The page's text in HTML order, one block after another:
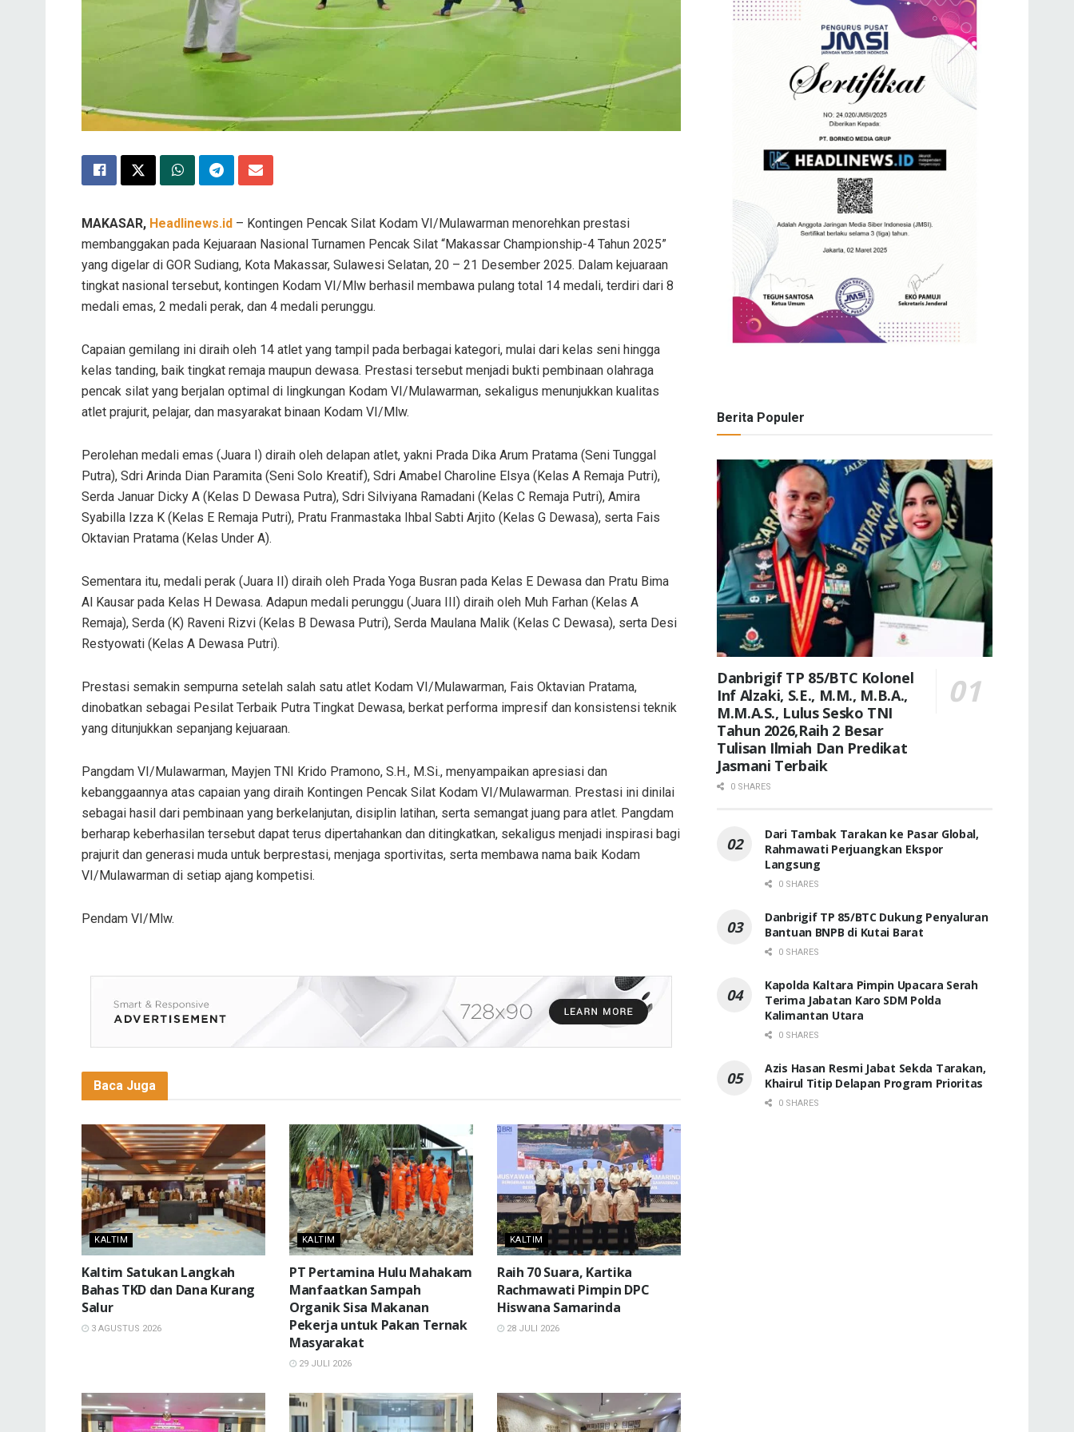
MAKASAR, Headlinews.id – Kontingen Pencak Silat Kodam VI/Mulawarman menorehkan prestasi
membanggakan pada Kejuaraan Nasional Turnamen Pencak Silat “Makassar Championship-4 Tahun 2025”
yang digelar di GOR Sudiang, Kota Makassar, Sulawesi Selatan, 20 – 21 Desember 2025. Dalam kejuaraan
tingkat nasional tersebut, kontingen Kodam VI/Mlw berhasil membawa pulang total 14 medali, terdiri dari 8
medali emas, 2 medali perak, dan 4 medali perunggu.
Capaian gemilang ini diraih oleh 14 atlet yang tampil pada berbagai kategori, mulai dari kelas seni hingga
kelas tanding, baik tingkat remaja maupun dewasa. Prestasi tersebut menjadi bukti pembinaan olahraga
pencak silat yang berjalan optimal di lingkungan Kodam VI/Mulawarman, sekaligus menunjukkan kualitas
atlet prajurit, pelajar, dan masyarakat binaan Kodam VI/Mlw.
Perolehan medali emas (Juara I) diraih oleh delapan atlet, yakni Prada Dika Arum Pratama (Seni Tunggal
Putra), Sdri Arinda Dian Paramita (Seni Solo Kreatif), Sdri Amabel Charoline Elsya (Kelas A Remaja Putri),
Serda Januar Dicky A (Kelas D Dewasa Putra), Sdri Silviyana Ramadani (Kelas C Remaja Putri), Amira
Syabilla Izza K (Kelas E Remaja Putri), Pratu Franmastaka Ihbal Sabti Arjito (Kelas G Dewasa), serta Fais
Oktavian Pratama (Kelas Under A).
Sementara itu, medali perak (Juara II) diraih oleh Prada Yoga Busran pada Kelas E Dewasa dan Pratu Bima
Al Kausar pada Kelas H Dewasa. Adapun medali perunggu (Juara III) diraih oleh Muh Farhan (Kelas A
Remaja), Serda (K) Raveni Rizvi (Kelas B Dewasa Putri), Serda Maulana Malik (Kelas C Dewasa), serta Desi
Restyowati (Kelas A Dewasa Putri).
Prestasi semakin sempurna setelah salah satu atlet Kodam VI/Mulawarman, Fais Oktavian Pratama,
dinobatkan sebagai Pesilat Terbaik Putra Tingkat Dewasa, berkat performa impresif dan konsistensi teknik
yang ditunjukkan sepanjang kejuaraan.
Pangdam VI/Mulawarman, Mayjen TNI Krido Pramono, S.H., M.Si., menyampaikan apresiasi dan
kebanggaannya atas capaian yang diraih Kontingen Pencak Silat Kodam VI/Mulawarman. Prestasi ini dinilai
sebagai hasil dari pembinaan yang berkelanjutan, disiplin latihan, serta semangat juang para atlet. Pangdam
berharap keberhasilan tersebut dapat terus dipertahankan dan ditingkatkan, sekaligus menjadi inspirasi bagi
prajurit dan generasi muda untuk berprestasi, menjaga sportivitas, serta membawa nama baik Kodam
VI/Mulawarman di setiap ajang kompetisi.
Pendam VI/Mlw.
Baca Juga
KALTIM
Kaltim Satukan Langkah
Bahas TKD dan Dana Kurang
Salur
3 AGUSTUS 2026
KALTIM
PT Pertamina Hulu Mahakam
Manfaatkan Sampah
Organik Sisa Makanan
Pekerja untuk Pakan Ternak
Masyarakat
29 JULI 2026
KALTIM
Raih 70 Suara, Kartika
Rachmawati Pimpin DPC
Hiswana Samarinda
28 JULI 2026
Berita Populer
Danbrigif TP 85/BTC Kolonel
Inf Alzaki, S.E., M.M., M.B.A.,
M.M.A.S., Lulus Sesko TNI
Tahun 2026,Raih 2 Besar
Tulisan Ilmiah Dan Predikat
Jasmani Terbaik
0 SHARES
Dari Tambak Tarakan ke Pasar Global,
Rahmawati Perjuangkan Ekspor
Langsung
0 SHARES
Danbrigif TP 85/BTC Dukung Penyaluran
Bantuan BNPB di Kutai Barat
0 SHARES
Kapolda Kaltara Pimpin Upacara Serah
Terima Jabatan Karo SDM Polda
Kalimantan Utara
0 SHARES
Azis Hasan Resmi Jabat Sekda Tarakan,
Khairul Titip Delapan Program Prioritas
0 SHARES